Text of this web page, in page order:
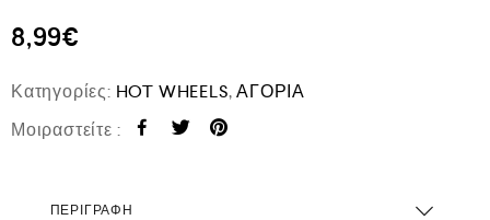
8,99€
Κατηγορίες: HOT WHEELS,ΑΓΟΡΙΑ
Μοιραστείτε :
ΠΕΡΙΓΡΑΦΉ